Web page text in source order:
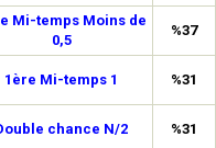
Mi-temps Moins de
0,5
%37
1ère Mi-temps 1 %31
chance N/2 %31